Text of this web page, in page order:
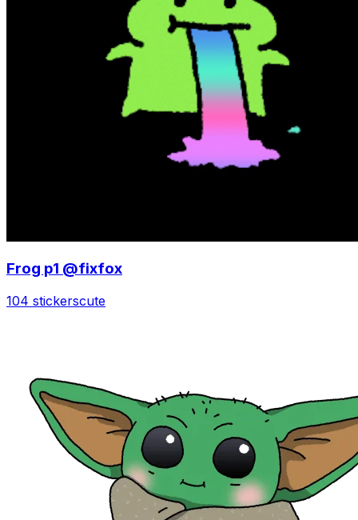
Frog p1 @fixfox
104 stickerscute